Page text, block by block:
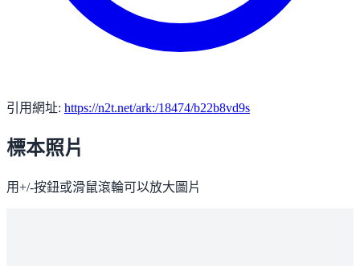
引用網址: https://n2t.net/ark:/18474/b22b8vd9s
標本照片
用+/-按鈕或滑鼠滾輪可以放大圖片